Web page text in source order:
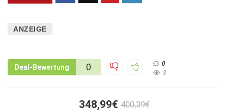
ANZEIGE
Deal-Bewertung 0
0
3
348,99€ 400,39€